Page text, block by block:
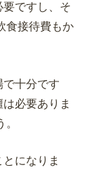
ですし、そ
食接待費もか
十分です
必要ありま
になりま